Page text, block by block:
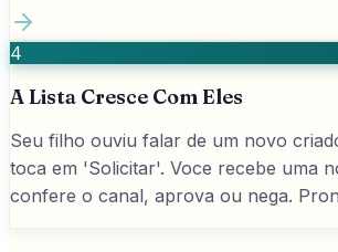
4
A Lista Cresce Com Eles
Seu filho ouviu falar de um novo
toca em 'Solicitar'. Voce recebe uma
confere o canal, aprova ou nega.